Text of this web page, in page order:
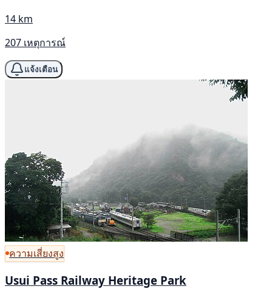
14 km
207 เหตุการณ์
แจ้งเตือน
ความเสี่ยงสูง
Usui Pass Railway Heritage Park